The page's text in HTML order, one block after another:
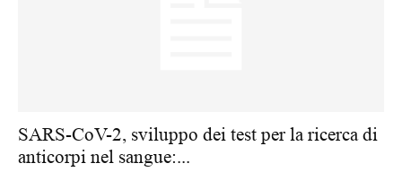
SARS-CoV-2, sviluppo dei test per la ricerca di
anticorpi nel sangue:...